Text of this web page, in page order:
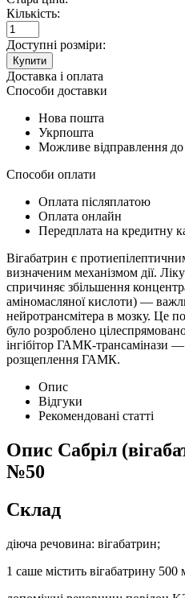
Кількість:
Доступні розміри:
Купити
Доставка і оплата
Способи доставки
Нова пошта
Укрпошта
Можливе відправлення
Способи оплати
Оплата післяплатою
Оплата онлайн
Передплата на кредитну
Вігабатрин є
визначеним механізмом дії.
спричиняє збільшення
аміномасляної кислоти) —
нейротрансмітера в мозку. Це
було розроблено
інгібітор ГАМК-трансамінази —
розщеплення ГАМК.
Опис
Відгуки
Рекомендовані статті
Опис Сабріл
№50
Склад
діюча речовина: вігабатрин;
1 саше містить вігабатрину 500